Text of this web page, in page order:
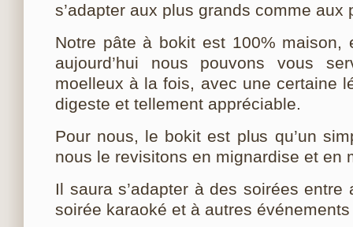
s’adapter aux plus grands comme aux
Notre pâte à bokit est 100% maison,
aujourd’hui nous pouvons vous
moelleux à la fois, avec une certaine
digeste et tellement appréciable.
Pour nous, le bokit est plus qu’un
nous le revisitons en mignardise et en
Il saura s’adapter à des soirées
soirée karaoké et à autres